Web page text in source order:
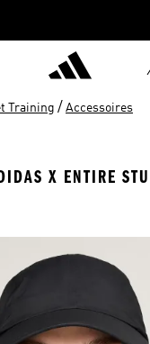
Training / Accessoires
X ENTIRE